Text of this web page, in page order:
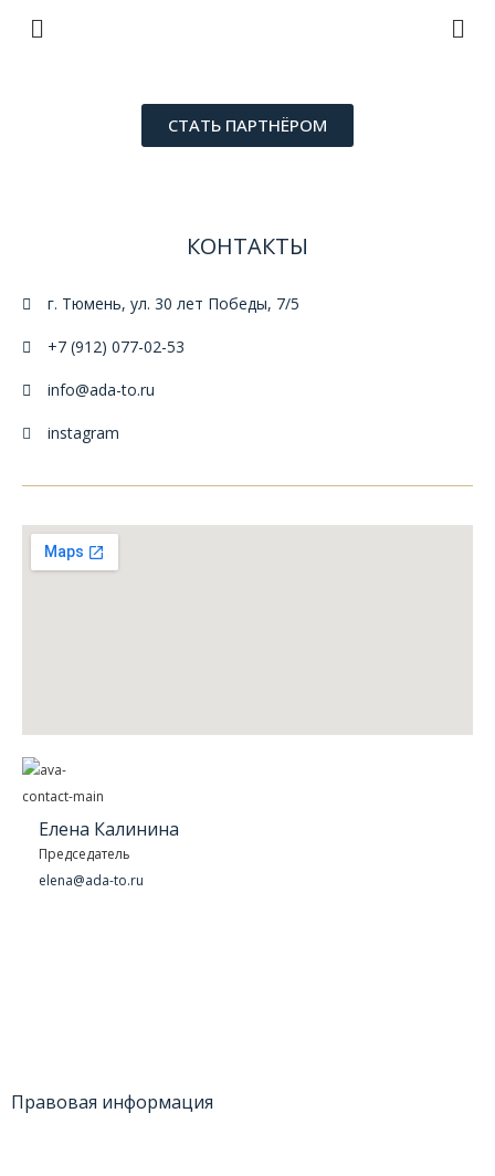
СТАТЬ ПАРТНЁРОМ
КОНТАКТЫ
г. Тюмень, ул. 30 лет Победы, 7/5
+7 (912) 077-02-53
info@ada-to.ru
instagram
Елена Калинина
Председатель
elena@ada-to.ru
Правовая информация